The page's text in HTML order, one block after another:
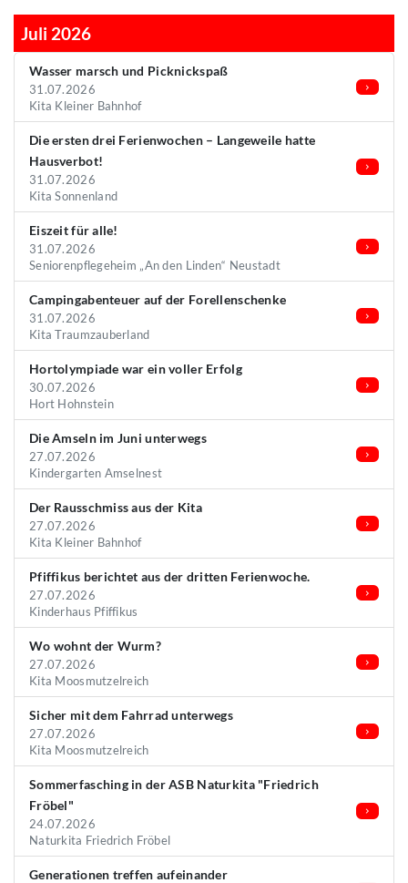
Juli 2026
Wasser marsch und Picknickspaß
31.07.2026
Kita Kleiner Bahnhof
Die ersten drei Ferienwochen – Langeweile hatte
Hausverbot!
31.07.2026
Kita Sonnenland
Eiszeit für alle!
31.07.2026
Seniorenpflegeheim „An den Linden“ Neustadt
Campingabenteuer auf der Forellenschenke
31.07.2026
Kita Traumzauberland
Hortolympiade war ein voller Erfolg
30.07.2026
Hort Hohnstein
Die Amseln im Juni unterwegs
27.07.2026
Kindergarten Amselnest
Der Rausschmiss aus der Kita
27.07.2026
Kita Kleiner Bahnhof
Pfiffikus berichtet aus der dritten Ferienwoche.
27.07.2026
Kinderhaus Pfiffikus
Wo wohnt der Wurm?
27.07.2026
Kita Moosmutzelreich
Sicher mit dem Fahrrad unterwegs
27.07.2026
Kita Moosmutzelreich
Sommerfasching in der ASB Naturkita "Friedrich
Fröbel"
24.07.2026
Naturkita Friedrich Fröbel
Generationen treffen aufeinander